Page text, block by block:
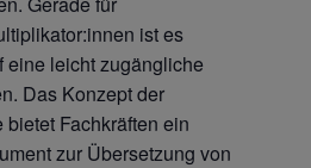
ist es
eine leicht zugängliche
Das Konzept der
Fachkräften ein
zur Übersetzung von